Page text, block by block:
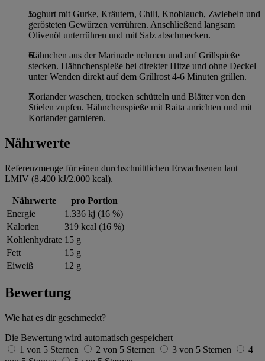
Joghurt mit Gurke, Kräutern, Chili, Knoblauch, Zwiebeln und
gerösteten Gewürzen verrühren. Anschließend langsam
Olivenöl unterrühren und mit Salz abschmecken.
Hähnchen aus der Marinade nehmen und auf Grillspieße
stecken. Hähnchenspieße bei direkter Hitze und ohne Deckel
unter Wenden direkt auf dem Grillrost 4-6 Minuten grillen.
Koriander waschen, trocken schütteln und Blätter von den
Stielen zupfen. Hähnchenspieße mit Raita anrichten und mit
Koriander garnieren.
Nährwerte
Referenzmenge für einen durchschnittlichen Erwachsenen laut
LMIV (8.400 kJ/2.000 kcal).
Nährwerte
pro Portion
Energie
1.336 kj (16 %)
Kalorien
319 kcal (16 %)
Kohlenhydrate 15 g
Fett
15 g
Eiweiß
12 g
Bewertung
Wie hat es dir geschmeckt?
Die Bewertung wird automatisch gespeichert
1 von 5 Sternen
2 von 5 Sternen 3 von 5 Sternen
4